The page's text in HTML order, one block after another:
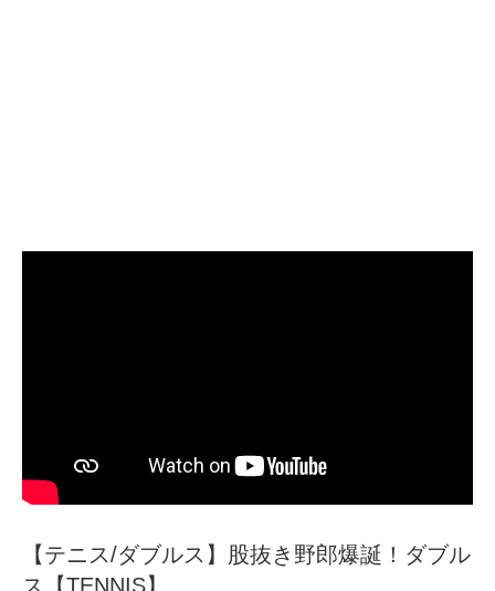
【テニス/ダブルス】股抜き野郎爆誕！ダブル
ス【TENNIS】